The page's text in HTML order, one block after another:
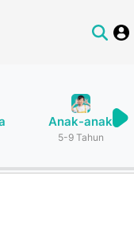
Anak-anak
5-9 Tahun